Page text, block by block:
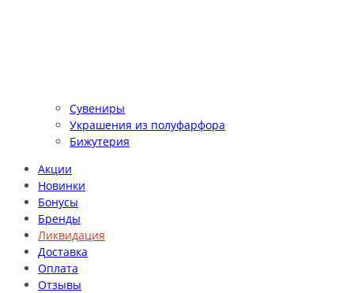
Сувениры
Украшения из полуфарфора
Бижутерия
Акции
Новинки
Бонусы
Бренды
Ликвидация
Доставка
Оплата
Отзывы